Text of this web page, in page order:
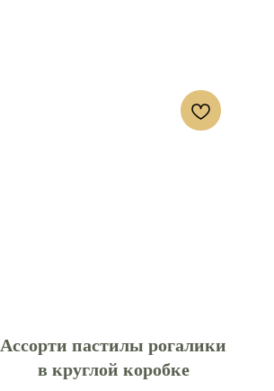
Ассорти пастилы рогалики
в круглой коробке